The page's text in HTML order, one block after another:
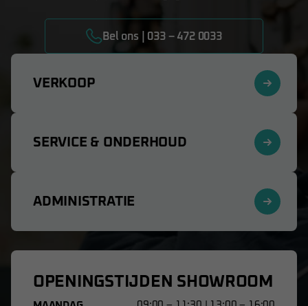
Bel ons | 033 – 472 0033
VERKOOP
SERVICE & ONDERHOUD
ADMINISTRATIE
OPENINGSTIJDEN SHOWROOM